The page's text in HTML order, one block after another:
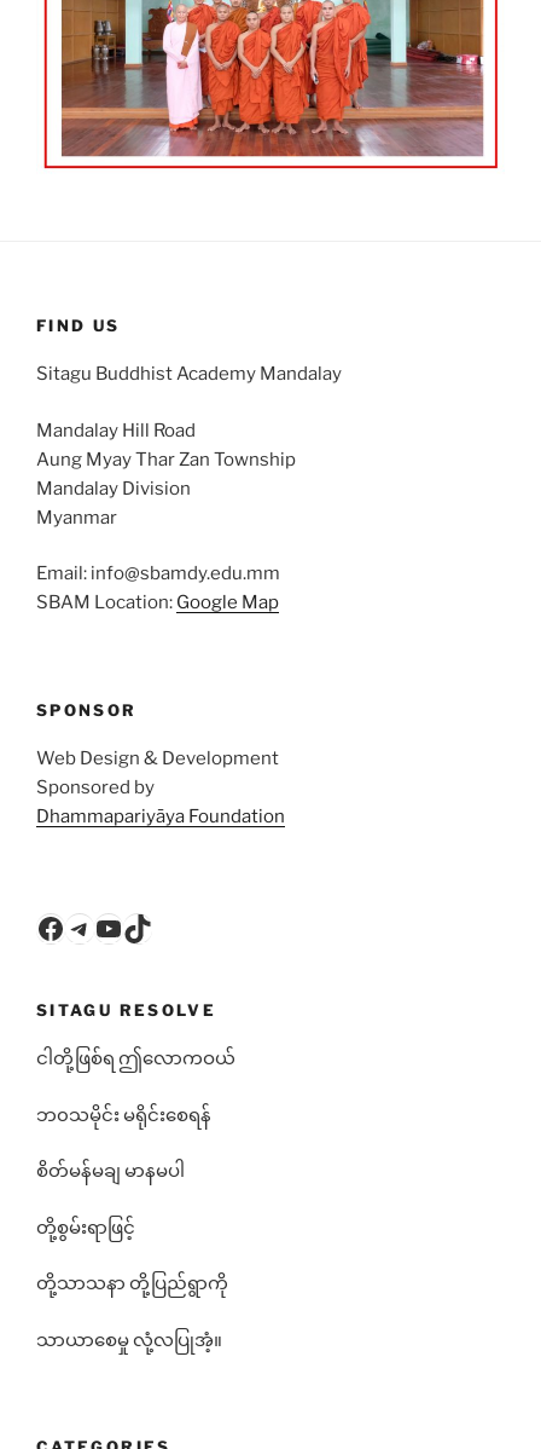
FIND US
Sitagu Buddhist Academy Mandalay
Mandalay Hill Road
Aung Myay Thar Zan Township
Mandalay Division
Myanmar
Email: info@sbamdy.edu.mm
SBAM Location: Google Map
SPONSOR
Web Design & Development
Sponsored by
Dhammapariyāya Foundation
Facebook
Telegram
YouTube
TikTok
SITAGU RESOLVE
ငါတို့ဖြစ်ရ ဤလောကဝယ်
ဘ၀သမိုင်း မရိုင်းစေရန်
စိတ်မန်မချ မာနမပါ
တို့စွမ်းရာဖြင့်
တို့သာသနာ တို့ပြည်ရွာကို
သာယာစေမှု လုံ့လပြုအံ့။